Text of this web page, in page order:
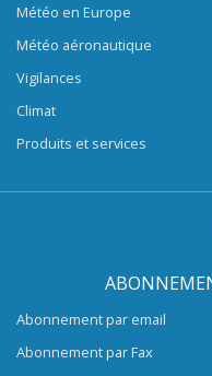
Météo en Europe
Météo aéronautique
Vigilances
Climat
Produits et services
Abonnement par email
Abonnement par Fax